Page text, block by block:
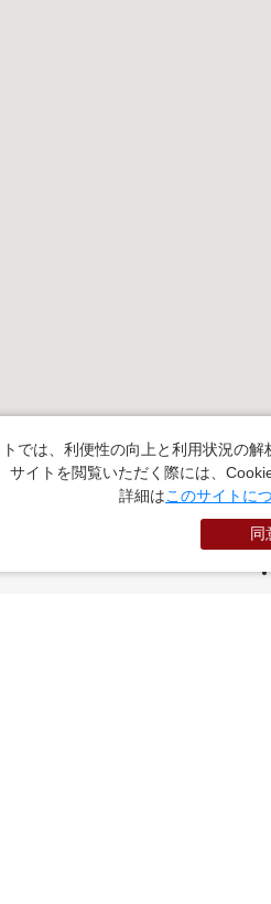
では、利便性の向上と利用状況の
サイトを閲覧いただく際には、
詳細はこのサイトに
同